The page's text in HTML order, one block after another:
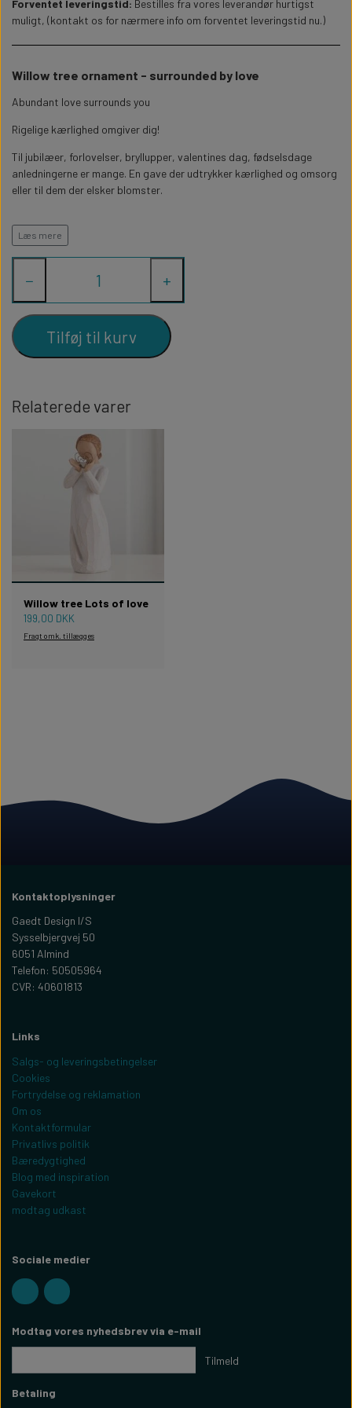
FLASKER MED LYS
PERSONLIGE COASTERS
FORKLÆDER MED TEKST
TERMOKRUS MED PRINT
STUDENT
NYTÅRS FEST
WILLOW TREE OPHÆNG
HALLOWEEN
TEKST OG BOGSTAVER
SKILTE
WALLSTICKERS
Forventet leveringstid: Bestilles fra vores leverandør hurtigst
muligt, (kontakt os for nærmere info om forventet leveringstid nu.)
Willow tree ornament - surrounded by love
Abundant love surrounds you
Rigelige kærlighed omgiver dig!
Til jubilæer, forlovelser, bryllupper, valentines dag, fødselsdage
anledningerne er mange. En gave der udtrykker kærlighed og omsorg
eller til dem der elsker blomster.
Læs mere
− +
Tilføj til kurv
Relaterede varer
Willow tree Lots of love
199,00 DKK
Fragt omk. tillægges
Kontaktoplysninger
Gaedt Design I/S
Sysselbjergvej 50
6051 Almind
Telefon: 50505964
CVR: 40601813
Links
Salgs- og leveringsbetingelser
Cookies
Fortrydelse og reklamation
Om os
Kontaktformular
Privatlivs politik
Bæredygtighed
Blog med inspiration
Gavekort
modtag udkast
Sociale medier
Modtag vores nyhedsbrev via e-mail
Tilmeld
Betaling